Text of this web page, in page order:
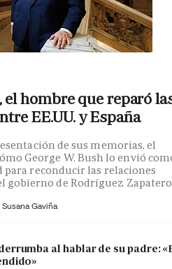
hombre que reparó
EE.UU. y España
de sus memorias, el
George W. Bush lo envió
para reconducir las relaciones
gobierno de Rodríguez Zapatero
Susana Gaviña
al hablar de su padre: